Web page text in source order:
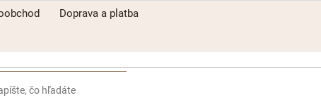
Doprava a platba